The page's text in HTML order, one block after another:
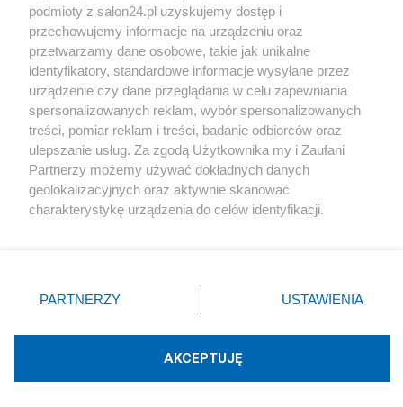
Społeczeństwo
Kultura
X Facebook Instagram Youtube
Technologię dostarcza:W3media.pl
podmioty z salon24.pl uzyskujemy dostęp i
przechowujemy informacje na urządzeniu oraz
przetwarzamy dane osobowe, takie jak unikalne
identyfikatory, standardowe informacje wysyłane przez
urządzenie czy dane przeglądania w celu zapewniania
spersonalizowanych reklam, wybór spersonalizowanych
treści, pomiar reklam i treści, badanie odbiorców oraz
ulepszanie usług. Za zgodą Użytkownika my i Zaufani
Partnerzy możemy używać dokładnych danych
geolokalizacyjnych oraz aktywnie skanować
charakterystykę urządzenia do celów identyfikacji.
zmienić/wycofać klikając przycisk ustawień prywatności
znajdujący się w lewym dolnym rogu strony
rodzaje przetwarzania danych nie wymagają zgody
użytkownika, ale masz prawo sprzeciwić się takiemu
PARTNERZY USTAWIENIA
AKCEPTUJĘ